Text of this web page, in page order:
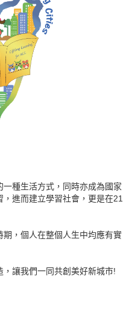
種生活方式，同時亦成為國家
進而建立學習社會，更是在21
，個人在整個人生中均應有實
讓我們一同共創美好新城市!